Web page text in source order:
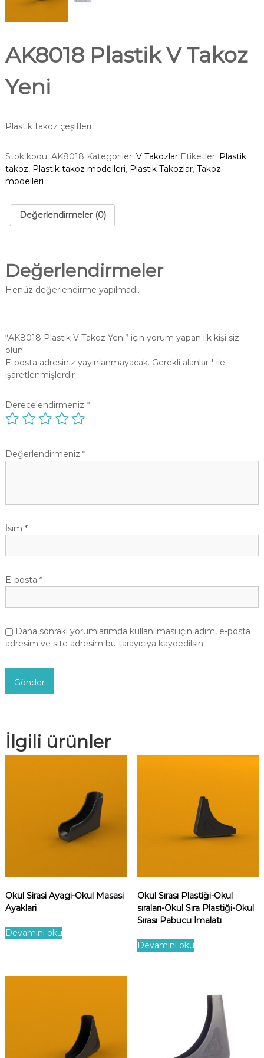
AK8018 Plastik V Takoz
Yeni
Plastik takoz çeşitleri
Stok kodu: AK8018 Kategoriler: V Takozlar Etiketler: Plastik
takoz, Plastik takoz modelleri, Plastik Takozlar, Takoz
modelleri
Değerlendirmeler (0)
Değerlendirmeler
Henüz değerlendirme yapılmadı.
“AK8018 Plastik V Takoz Yeni” için yorum yapan ilk kişi siz
olun
E-posta adresiniz yayınlanmayacak. Gerekli alanlar *ile
işaretlenmişlerdir
Derecelendirmeniz *
Değerlendirmeniz *
İsim *
E-posta *
Daha sonraki yorumlarımda kullanılması için adım, e-posta
adresim ve site adresim bu tarayıcıya kaydedilsin.
İlgili ürünler
Okul Sirasi Ayagi-Okul Masasi
Ayaklari
Devamını oku
Okul Sırası Plastiği-Okul
sıraları-Okul Sıra Plastiği-Okul
Sırası Pabucu İmalatı
Devamını oku